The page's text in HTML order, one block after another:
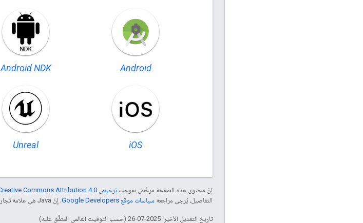
Android
Android NDK
iOS
Unreal
إنّ محتوى هذه الصفحة مرخّص بموجبترخيص Creative Commons Attribution 4.0‏
التفاصيل، يُرجى مراجعة سياسات موقع Google Developers‏ . إنّ Java هي علامة تجارية مسجَّلة لشركة Oracle و/أو شركائها التابعين.
تاريخ التعديل الأخير: 2025-07-26 (حسب التوقيت العالمي المتفَّق عليه)